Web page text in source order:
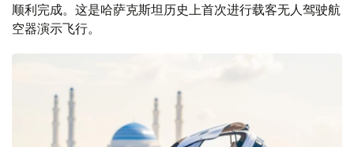
顺利完成。这是哈萨克斯坦历史上首次进行载客无人驾驶航
空器演示飞行。